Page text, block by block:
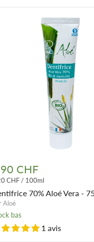
CHF
CHF / 100ml
70% Aloé Vera -
Aloé
bas
1 avis